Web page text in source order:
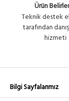
Ürün
Teknik destek
tarafından
hizmeti
Bilgi Sayfalarımız